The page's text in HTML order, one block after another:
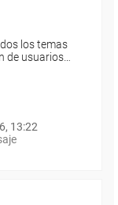
los temas
de usuarios…
13:22